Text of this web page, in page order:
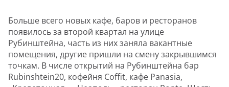
Больше всего новых кафе, баров и ресторанов
появилось за второй квартал на улице
Рубинштейна, часть из них заняла вакантные
помещения, другие пришли на смену закрывшимся
точкам. В числе открытий на Рубинштейна бар
Rubinshtein20, кофейня Coffit, кафе Panasia,